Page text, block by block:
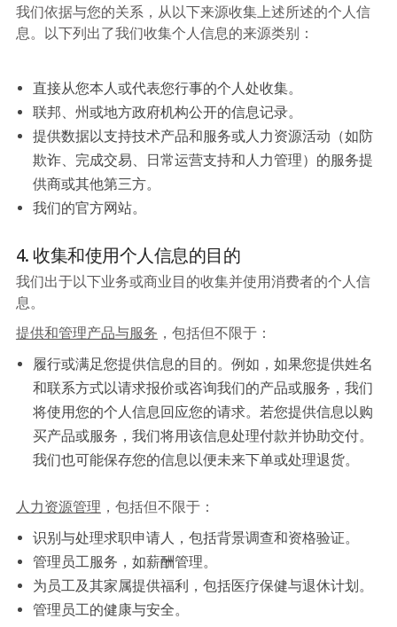
我们依据与您的关系，从以下来源收集上述所述的个人信
息。以下列出了我们收集个人信息的来源类别：
直接从您本人或代表您行事的个人处收集。
联邦、州或地方政府机构公开的信息记录。
提供数据以支持技术产品和服务或人力资源活动（如防
欺诈、完成交易、日常运营支持和人力管理）的服务提
供商或其他第三方。
我们的官方网站。
4. 收集和使用个人信息的目的
我们出于以下业务或商业目的收集并使用消费者的个人信
息。
提供和管理产品与服务 ，包括但不限于：
履行或满足您提供信息的目的。例如，如果您提供姓名
和联系方式以请求报价或咨询我们的产品或服务，我们
将使用您的个人信息回应您的请求。若您提供信息以购
买产品或服务，我们将用该信息处理付款并协助交付。
我们也可能保存您的信息以便未来下单或处理退货。
人力资源管理 ，包括但不限于：
识别与处理求职申请人，包括背景调查和资格验证。
管理员工服务，如薪酬管理。
为员工及其家属提供福利，包括医疗保健与退休计划。
管理员工的健康与安全。